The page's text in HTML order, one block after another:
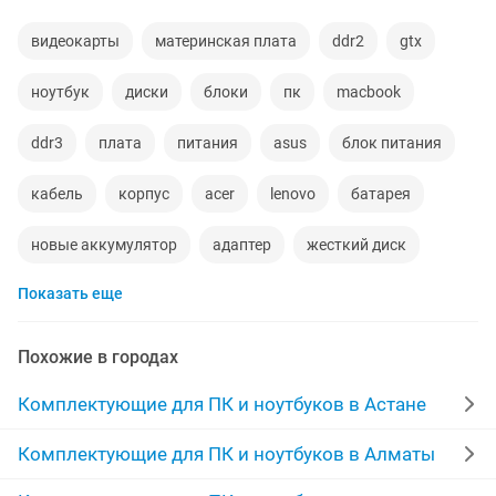
видеокарты материнская плата ddr2 gtx
ноутбук диски блоки пк macbook
ddr3 плата питания asus блок питания
кабель корпус acer lenovo батарея
новые аккумулятор адаптер жесткий диск
2 gb вентиляторы
в цен core i5 кулер аккумулятор
клавиатура оперативная память ddr4 модули
Показать еще
Похожие в городах
Комплектующие для ПК и ноутбуков в Астане
Комплектующие для ПК и ноутбуков в Алматы